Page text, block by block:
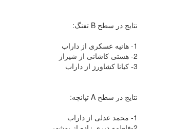
نتایج در سطح B تفنگ:
1- هانیه عسکری از داراب
2- هستی کاشانی از شیراز
3- کیانا کشاورز از داراب
نتایج در سطح A تپانچه:
1- محمد عدلی از داراب